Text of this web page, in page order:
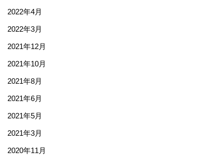
2022年4月
2022年3月
2021年12月
2021年10月
2021年8月
2021年6月
2021年5月
2021年3月
2020年11月